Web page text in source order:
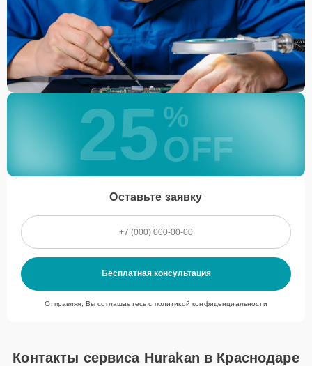
25 %
OFF
Оставьте заявку
Бесплатная консультация
Отправляя, Вы соглашаетесь с политикой конфиденциальности
Контакты сервиса Hurakan в Краснодаре